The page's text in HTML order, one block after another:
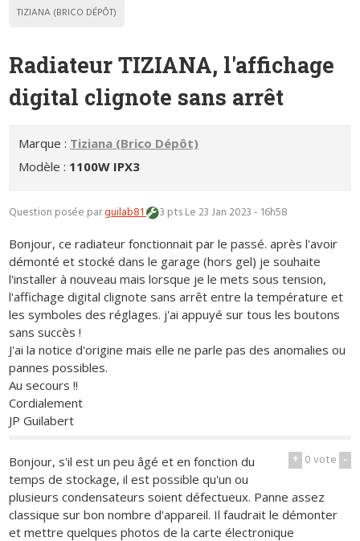
TIZIANA (BRICO DÉPÔT)
Radiateur TIZIANA, l'affichage
digital clignote sans arrêt
Marque : Tiziana (Brico Dépôt)
Modèle : 1100W IPX3
Question posée parguilab81 3 ptsLe 23 Jan 2023 - 16h58
Bonjour, ce radiateur fonctionnait par le passé. après l'avoir
démonté et stocké dans le garage (hors gel) je souhaite
l'installer à nouveau mais lorsque je le mets sous tension,
l'affichage digital clignote sans arrêt entre la température et
les symboles des réglages. j'ai appuyé sur tous les boutons
sans succès !
J'ai la notice d'origine mais elle ne parle pas des anomalies ou
pannes possibles.
Au secours !!
Cordialement
JP Guilabert
+ 0vote -
Bonjour, s'il est un peu âgé et en fonction du
temps de stockage, il est possible qu'un ou
plusieurs condensateurs soient défectueux. Panne assez
classique sur bon nombre d'appareil. Il faudrait le démonter
et mettre quelques photos de la carte électronique